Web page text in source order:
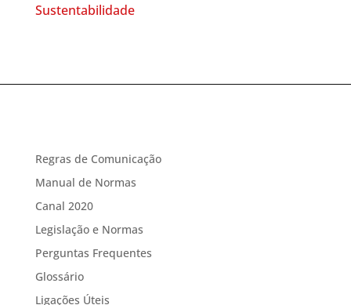
Sustentabilidade
Regras de Comunicação
Manual de Normas
Canal 2020
Legislação e Normas
Perguntas Frequentes
Glossário
Ligações Úteis